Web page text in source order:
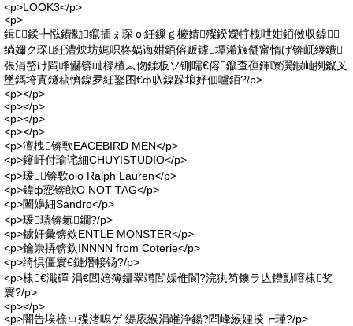
<p>LOOK3</p>
<p>
鍓鍒╄惤鐨勬鑹插ぇ琛ｏ紝鏁ｇ櫦婧殩鍨嬫牸榄呭姏銆傚収鎼
绱嬭ク琛紝澧炴坊娓呮柊娲诲姏銆傛贩鎼墰浠旇儗甯惰げ锛屼繌鐨
張涓嶅け閰峰懗锛屾檪楂︽伆鍒板ソ铏曘€傛鑹查亱鍕曢瀷鍜屾挒鑹叉
墜鎷垮寘鐩稿懠鎳夛紝鐜囨€ф叺鎳跺埌妤佃嚧銆?/p>
<p></p>
<p></p>
<p></p>
<p></p>
<p>澶栧锛歅EACEBIRD MEN</p>
<p>鑳屽付瑜诧細CHUYISTUDIO</p>
<p>瑗～锛歅olo Ralph Lauren</p>
<p>鍏ф惌锛欴O NOT TAG</p>
<p>闉嬶細Sandro</p>
<p>瑗瓙锛氱鐗?/p>
<p>鐪奸彙锛欸ENTLE MONSTER</p>
<p>鑰崇挵锛欽INNNN from Coterie</p>
<p>绮惧僵寰€鏈熸帹钖?/p>
<p>棣€濈磾 涓€閭婄簿鑷翠竴閭婇倠閬?浣犱笉鐭ラ亾鐨勯噾棣奖
寰?/p>
<p></p>
<p>闇告埃榇ㄩ殜渚嗚ゲ 缇庡緱涓嶉浄鍚?閰峰緱娌掕┍瑾?/p>